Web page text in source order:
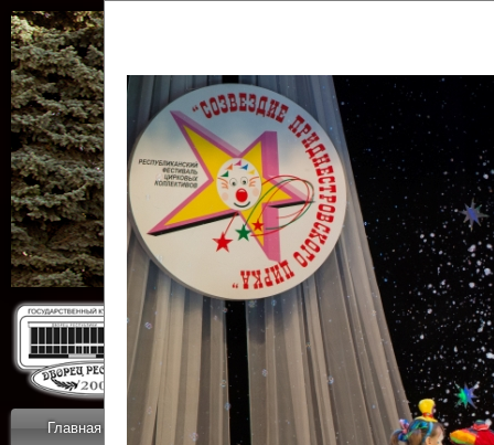
Главная Приветствие Коллективы Новости